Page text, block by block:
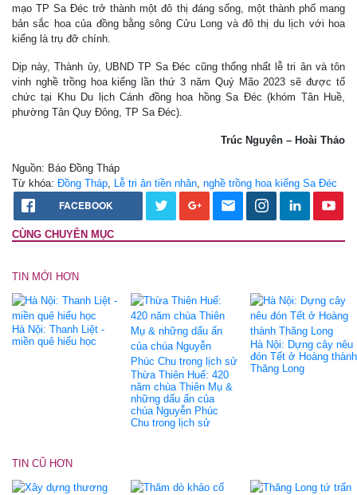
mạo TP Sa Đéc trở thành một đô thị đáng sống, một thành phố mang
bản sắc hoa của đồng bằng sông Cửu Long và đô thị du lịch với hoa
kiểng là trụ đỡ chính.
Dịp này, Thành ủy, UBND TP Sa Đéc cũng thống nhất lễ tri ân và tôn
vinh nghề trồng hoa kiểng lần thứ 3 năm Quý Mão 2023 sẽ được tổ
chức tại Khu Du lịch Cánh đồng hoa hồng Sa Đéc (khóm Tân Huề,
phường Tân Quy Đông, TP Sa Đéc).
Trúc Nguyên – Hoài Thảo
Nguồn: Báo Đồng Tháp
Từ khóa: Đồng Tháp Lễ tri ân tiền nhân nghề trồng hoa kiểng Sa Đéc
FACEBOOK
CÙNG CHUYÊN MỤC
TIN MỚI HƠN
Hà Nội: Thanh Liệt -
miền quê hiếu học
Thừa Thiên Huế: 420
năm chùa Thiên Mụ &
những dấu ấn của
chúa Nguyễn Phúc
Chu trong lịch sử
Hà Nội: Dựng cây nêu
đón Tết ở Hoàng thành
Thăng Long
TIN CŨ HƠN